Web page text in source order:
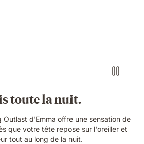
toute la nuit.
Outlast d'Emma offre une sensation de
que votre tête repose sur l'oreiller et
tout au long de la nuit.